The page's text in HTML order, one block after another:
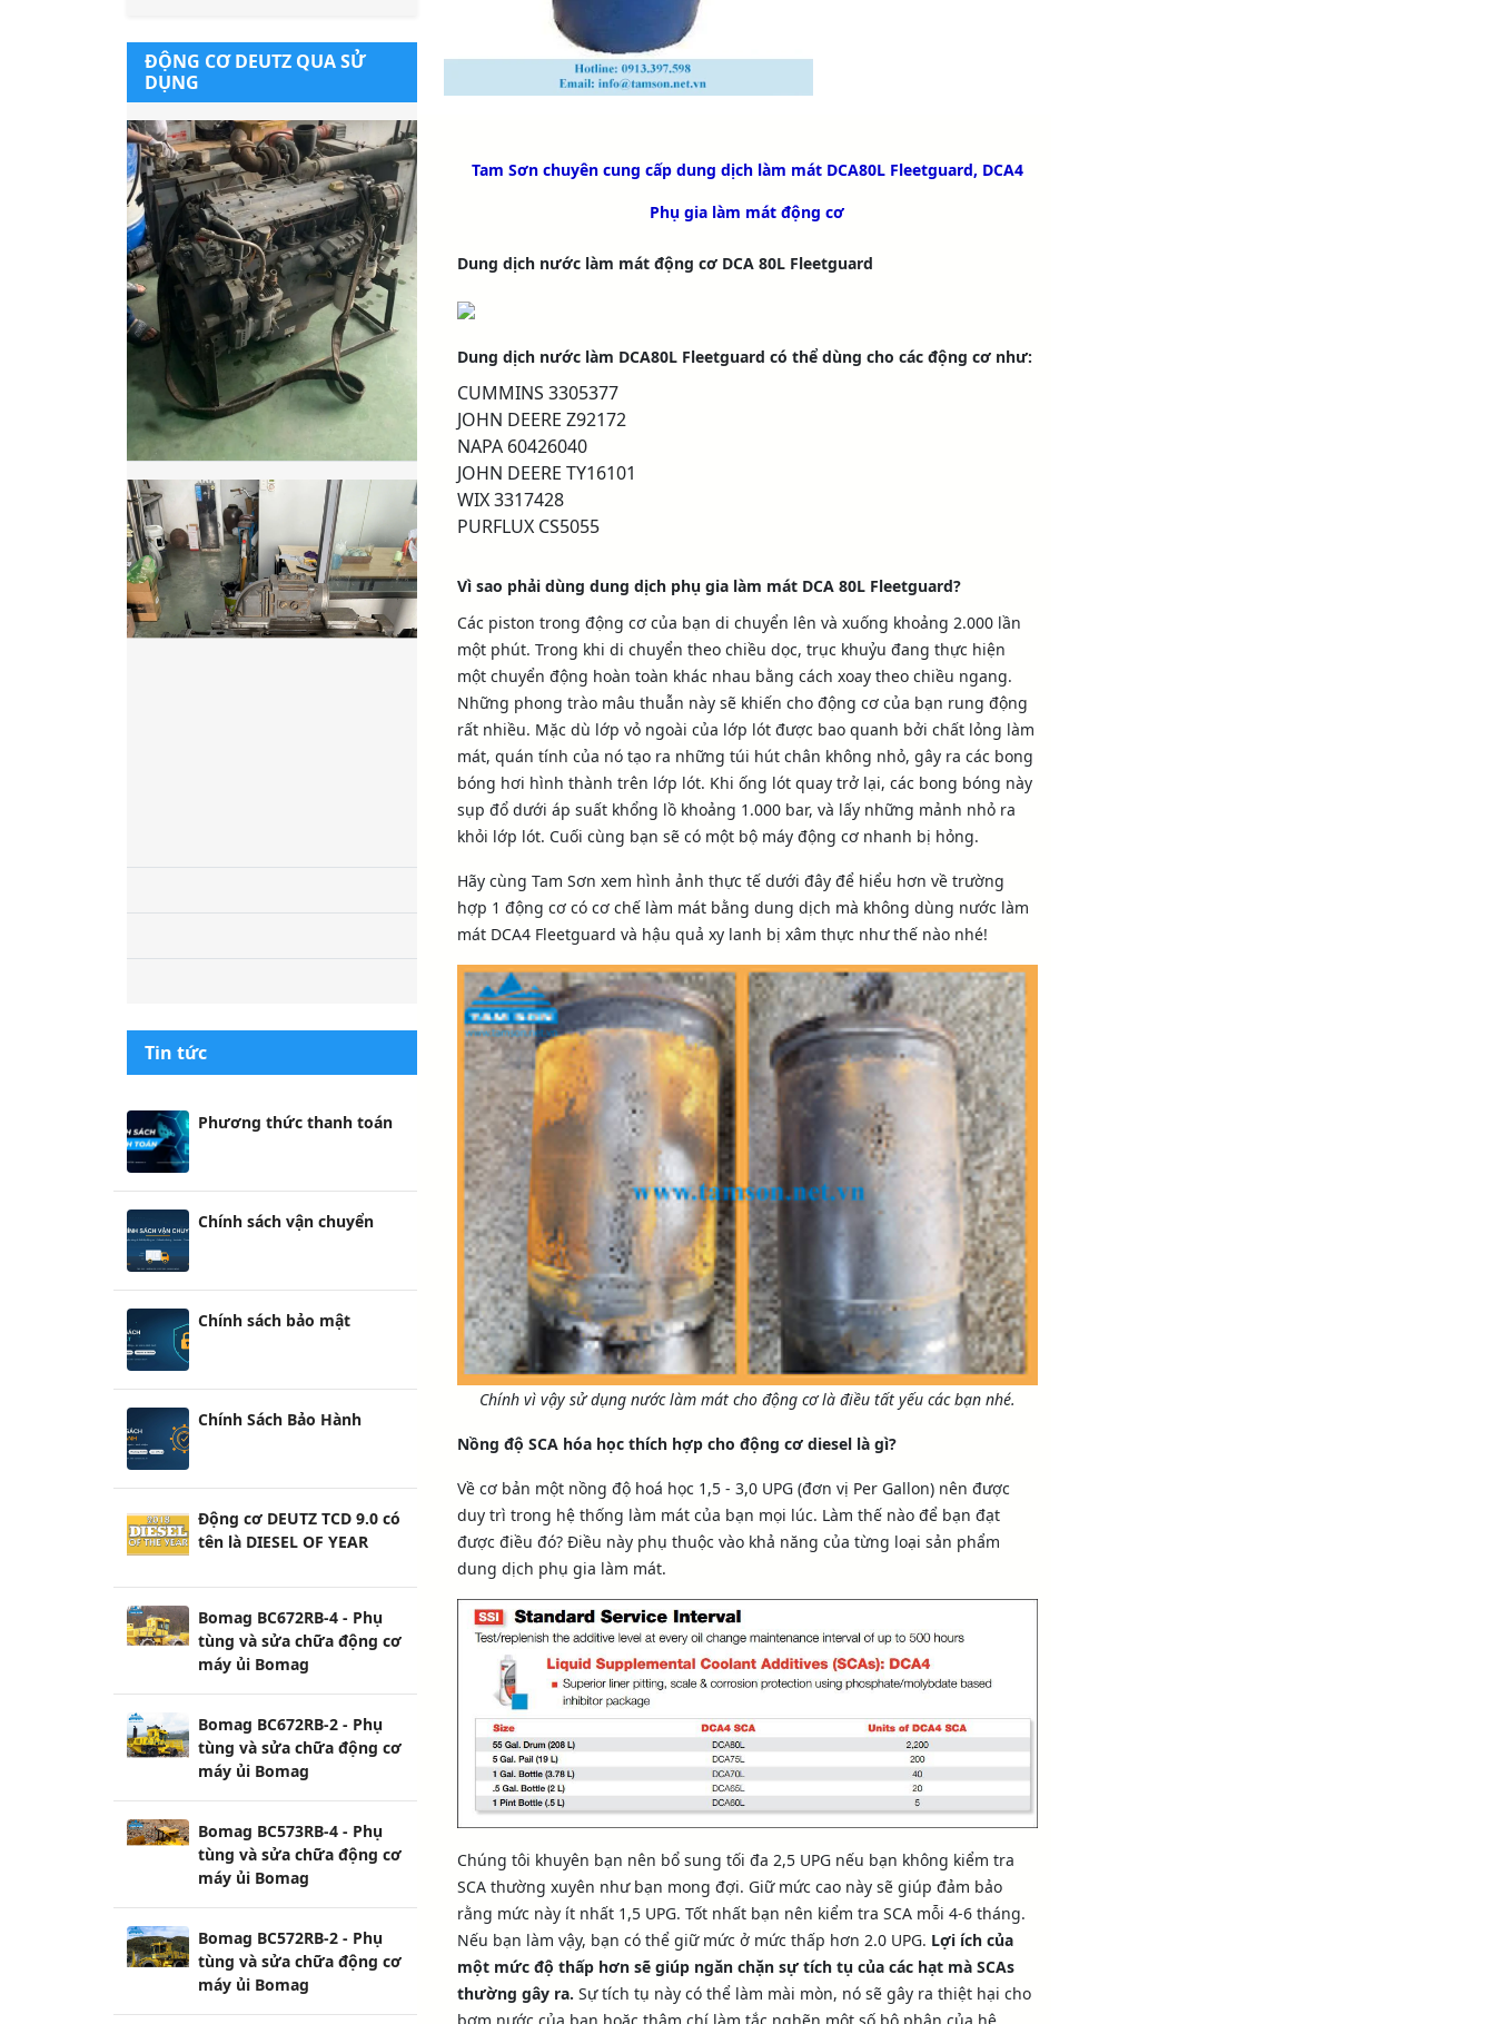
ĐỘNG CƠ DEUTZ QUA SỬ
DỤNG
Tin tức
Phương thức thanh toán
Chính sách vận chuyển
Chính sách bảo mật
Chính Sách Bảo Hành
Động cơ DEUTZ TCD 9.0 có
tên là DIESEL OF YEAR
Bomag BC672RB-4 - Phụ
tùng và sửa chữa động cơ
máy ủi Bomag
Bomag BC672RB-2 - Phụ
tùng và sửa chữa động cơ
máy ủi Bomag
Bomag BC573RB-4 - Phụ
tùng và sửa chữa động cơ
máy ủi Bomag
Bomag BC572RB-2 - Phụ
tùng và sửa chữa động cơ
máy ủi Bomag
Tam Sơn chuyên cung cấp dung dịch làm mát DCA80L Fleetguard, DCA4
Phụ gia làm mát động cơ
Dung dịch nước làm mát động cơ DCA 80L Fleetguard​
Dung dịch nước làm DCA80L Fleetguard có thể dùng cho các động cơ như:
CUMMINS 3305377
JOHN DEERE Z92172
NAPA 60426040
JOHN DEERE TY16101
WIX 3317428
PURFLUX CS5055
Vì sao phải dùng dung dịch phụ gia làm mát DCA 80L Fleetguard?
Các piston trong động cơ của bạn di chuyển lên và xuống khoảng 2.000 lần
một phút. Trong khi di chuyển theo chiều dọc, trục khuỷu đang thực hiện
một chuyển động hoàn toàn khác nhau bằng cách xoay theo chiều ngang.
Những phong trào mâu thuẫn này sẽ khiến cho động cơ của bạn rung động
rất nhiều. Mặc dù lớp vỏ ngoài của lớp lót được bao quanh bởi chất lỏng làm
mát, quán tính của nó tạo ra những túi hút chân không nhỏ, gây ra các bong
bóng hơi hình thành trên lớp lót. Khi ống lót quay trở lại, các bong bóng này
sụp đổ dưới áp suất khổng lồ khoảng 1.000 bar, và lấy những mảnh nhỏ ra
khỏi lớp lót. Cuối cùng bạn sẽ có một bộ máy động cơ nhanh bị hỏng.
Hãy cùng Tam Sơn xem hình ảnh thực tế dưới đây để hiểu hơn về trường
hợp 1 động cơ có cơ chế làm mát bằng dung dịch mà không dùng nước làm
mát DCA4 Fleetguard và hậu quả xy lanh bị xâm thực như thế nào nhé!
Chính vì vậy sử dụng nước làm mát cho động cơ là điều tất yếu các bạn nhé.
Nồng độ SCA hóa học thích hợp cho động cơ diesel là gì?
Về cơ bản một nồng độ hoá học 1,5 - 3,0 UPG (đơn vị Per Gallon) nên được
duy trì trong hệ thống làm mát của bạn mọi lúc. Làm thế nào để bạn đạt
được điều đó? Điều này phụ thuộc vào khả năng của từng loại sản phẩm
dung dịch phụ gia làm mát.
Chúng tôi khuyên bạn nên bổ sung tối đa 2,5 UPG nếu bạn không kiểm tra
SCA thường xuyên như bạn mong đợi. Giữ mức cao này sẽ giúp đảm bảo
rằng mức này ít nhất 1,5 UPG. Tốt nhất bạn nên kiểm tra SCA mỗi 4-6 tháng.
Nếu bạn làm vậy, bạn có thể giữ mức ở mức thấp hơn 2.0 UPG. Lợi ích của
một mức độ thấp hơn sẽ giúp ngăn chặn sự tích tụ của các hạt mà SCAs
thường gây ra. Sự tích tụ này có thể làm mài mòn, nó sẽ gây ra thiệt hại cho
bơm nước của bạn hoặc thậm chí làm tắc nghẽn một số bộ phận của hệ